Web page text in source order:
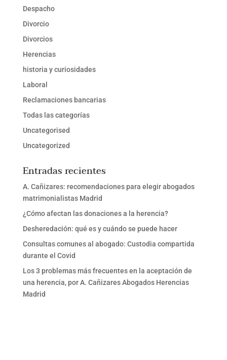
Despacho
Divorcio
Divorcios
Herencias
historia y curiosidades
Laboral
Reclamaciones bancarias
Todas las categorías
Uncategorised
Uncategorized
Entradas recientes
A. Cañizares: recomendaciones para elegir abogados
matrimonialistas Madrid
¿Cómo afectan las donaciones a la herencia?
Desheredación: qué es y cuándo se puede hacer
Consultas comunes al abogado: Custodia compartida
durante el Covid
Los 3 problemas más frecuentes en la aceptación de
una herencia, por A. Cañizares Abogados Herencias
Madrid